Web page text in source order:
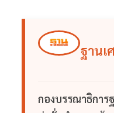
ฐานเ
กองบรรณาธิการ